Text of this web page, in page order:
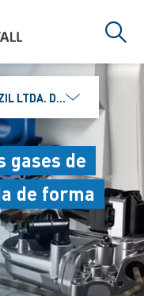
LTDA. DIVISÃO MS
gases de
de forma